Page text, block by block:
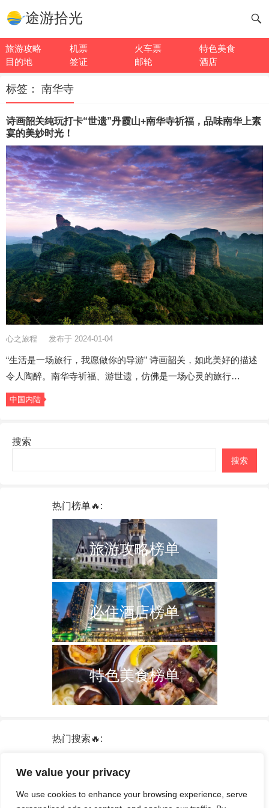
We value your privacy
We use cookies to enhance your browsing experience, serve
途游拾光
旅游攻略 机票 火车票
特色美食
目的地
签证 邮轮 酒店
标签： 南华寺
诗画韶关纯玩打卡“世遗”丹霞山+南华寺祈福，品味南华上素
宴的美妙时光！
心之旅程 发布于 2024-01-04
“生活是一场旅行，我愿做你的导游” 诗画韶关，如此美好的描述
令人陶醉。南华寺祈福、游世遗，仿佛是一场心灵的旅行…
中国内陆
搜索
搜索
热门榜单🔥:
旅游攻略榜单
必住酒店榜单
特色美食榜单
热门搜索🔥:
泰国
中国 火车票
签证
酒店